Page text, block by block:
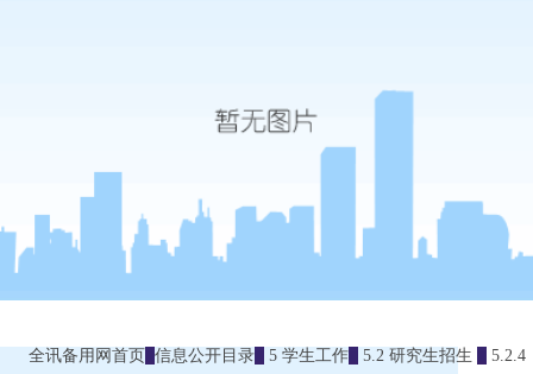
全讯备用网首页 信息公开目录 5 学生工作 5.2 研究生招生
5.2.4